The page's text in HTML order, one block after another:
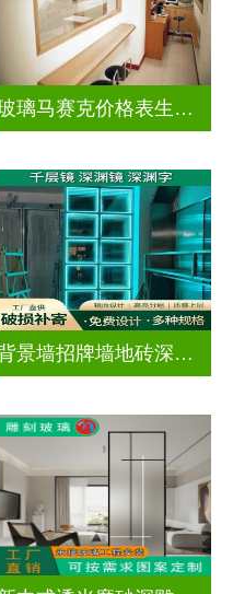
玻璃马赛克价格表生产电话
背景墙招牌墙地砖深渊镜千层镜